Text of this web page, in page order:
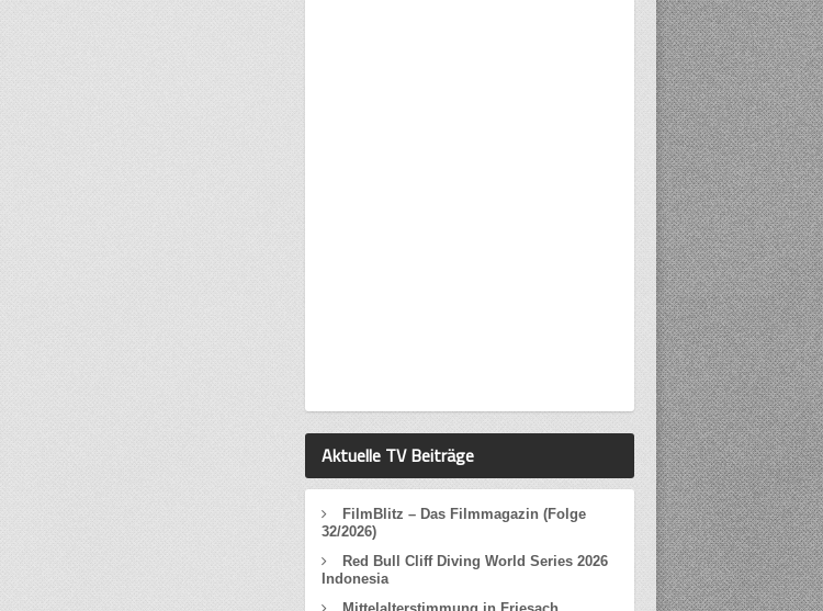
Aktuelle TV Beiträge
FilmBlitz – Das Filmmagazin (Folge
32/2026)
Red Bull Cliff Diving World Series 2026
Indonesia